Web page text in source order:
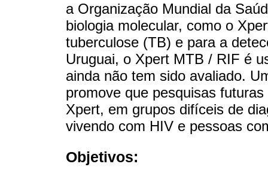
a Organização Mundial da
biologia molecular, como o
tuberculose (TB) e para a
Uruguai, o Xpert MTB / RIF é
ainda não tem sido avaliado.
promove que pesquisas
Xpert, em grupos difíceis de
vivendo com HIV e pessoas
Objetivos: